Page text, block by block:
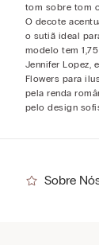
tom sobre tom
O decote
o sutiã ideal
modelo tem
Jennifer Lopez,
Flowers para
pela renda
pelo design
Sobre